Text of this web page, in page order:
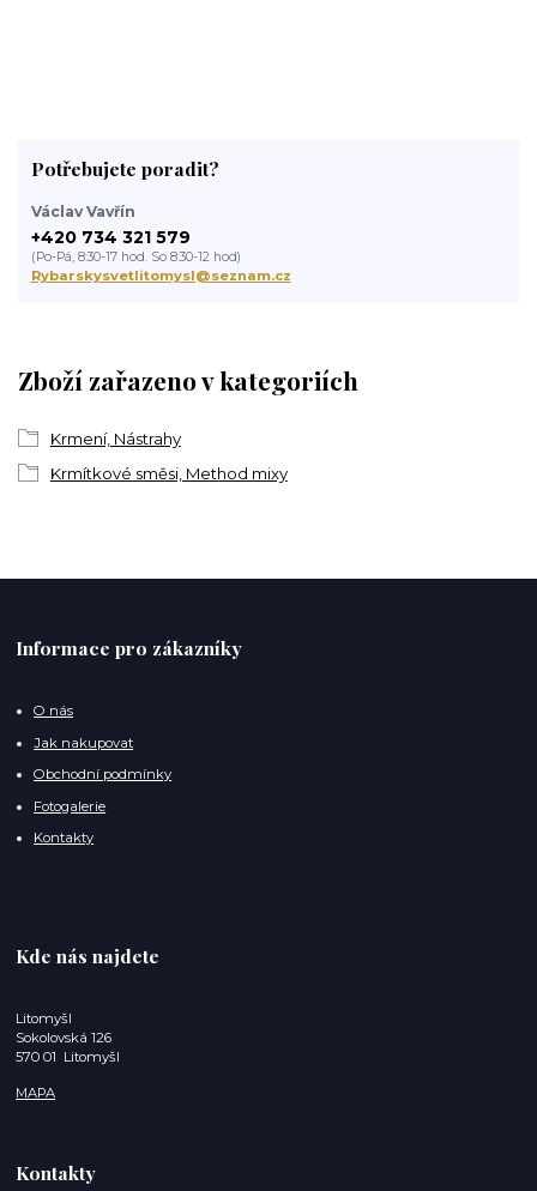
Zboží zařazeno v kategoriích
Krmení, Nástrahy
Krmítkové směsi, Method mixy
Potřebujete poradit?
Václav Vavřín
+420 734 321 579
(Po-Pá, 8:30-17 hod. So 8:30-12 hod)
Rybarskysvetlitomysl@seznam.cz
Informace pro zákazníky
O nás
Jak nakupovat
Obchodní podmínky
Fotogalerie
Kontakty
Kde nás najdete
Litomyšl
Sokolovská 126
570 01 Litomyšl
MAPA
Kontakty